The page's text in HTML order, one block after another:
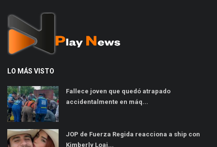
LO MÁS VISTO
Fallece joven que quedó atrapado
accidentalmente en máq...
JOP de Fuerza Regida reacciona a ship con
Kimberly Loai...